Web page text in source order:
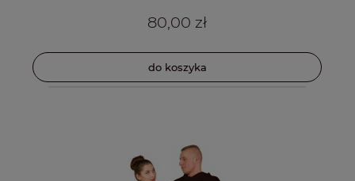
80,00 zł
do koszyka